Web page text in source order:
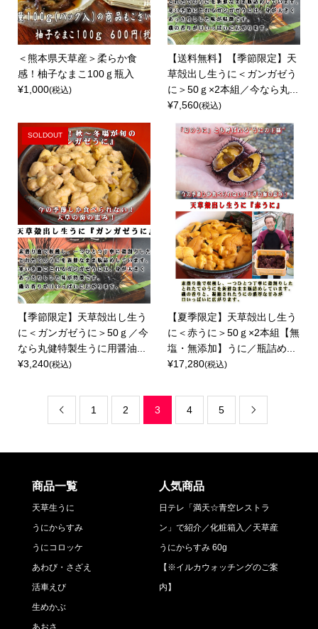
＜熊本県天草産＞柔らか食
感！柚子なまこ100ｇ瓶入
¥1,000(税込)
【送料無料】【季節限定】天
草殻出し生うに＜ガンガゼう
に＞50ｇ×2本組／今なら丸...
¥7,560(税込)
SOLDOUT
【季節限定】天草殻出し生う
に＜ガンガゼうに＞50ｇ／今
なら丸健特製生うに用醤油...
¥3,240(税込)
【夏季限定】天草殻出し生う
に＜赤うに＞50ｇ×2本組【無
塩・無添加】うに／瓶詰め...
¥17,280(税込)
 1 2 3 4 5 
商品一覧
天草生うに
うにからすみ
うにコロッケ
あわび・さざえ
活車えび
生めかぶ
あおさ
人気商品
日テレ「満天☆青空レストラ
ン」で紹介／化粧箱入／天草産
うにからすみ 60g
【※イルカウォッチングのご案
内】